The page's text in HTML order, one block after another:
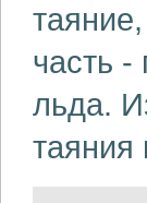
часть -
льда.
таяния